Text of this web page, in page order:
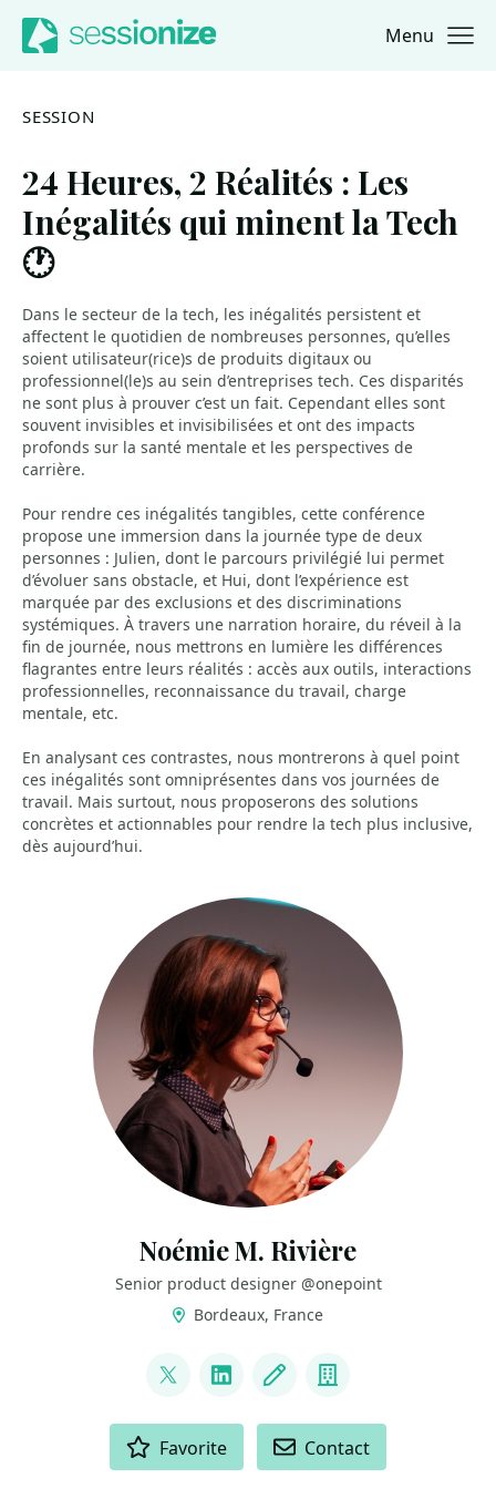
Jump to navigation
Jump to content Menu
SESSION
24 Heures, 2 Réalités : Les
Inégalités qui minent la Tech
🕐
Dans le secteur de la tech, les inégalités persistent et
affectent le quotidien de nombreuses personnes, qu’elles
soient utilisateur(rice)s de produits digitaux ou
professionnel(le)s au sein d’entreprises tech. Ces disparités
ne sont plus à prouver c’est un fait. Cependant elles sont
souvent invisibles et invisibilisées et ont des impacts
profonds sur la santé mentale et les perspectives de
carrière.
Pour rendre ces inégalités tangibles, cette conférence
propose une immersion dans la journée type de deux
personnes : Julien, dont le parcours privilégié lui permet
d’évoluer sans obstacle, et Hui, dont l’expérience est
marquée par des exclusions et des discriminations
systémiques. À travers une narration horaire, du réveil à la
fin de journée, nous mettrons en lumière les différences
flagrantes entre leurs réalités : accès aux outils, interactions
professionnelles, reconnaissance du travail, charge
mentale, etc.
En analysant ces contrastes, nous montrerons à quel point
ces inégalités sont omniprésentes dans vos journées de
travail. Mais surtout, nous proposerons des solutions
concrètes et actionnables pour rendre la tech plus inclusive,
dès aujourd’hui.
Noémie M. Rivière
Senior product designer @onepoint
Bordeaux, France
@campb_LLs
LinkedInBlog Company
Favorite Contact